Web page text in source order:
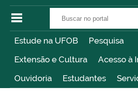
Estude na UFOB
Pesquisa
Extensão e Cultura
Acesso à
Ouvidoria
Estudantes